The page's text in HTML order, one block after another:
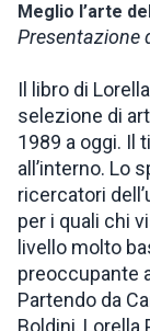
Meglio l’arte
Presentazione
Il libro di
selezione di
1989 a oggi. Il
all’interno. Lo
ricercatori
per i quali chi
livello molto
preoccupante
Partendo da
Boldini,